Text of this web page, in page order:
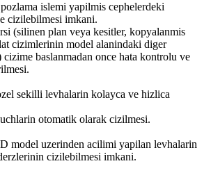
islemi yapilmis cephelerdeki
cizilebilmesi imkani.
(silinen plan veya kesitler, kopyalanmis
cizimlerinin model alanindaki diger
baslanmadan once hata kontrolu ve
sekilli levhalarin kolayca ve hizlica
otomatik olarak cizilmesi.
model uzerinden acilimi yapilan levhalarin
cizilebilmesi imkani.